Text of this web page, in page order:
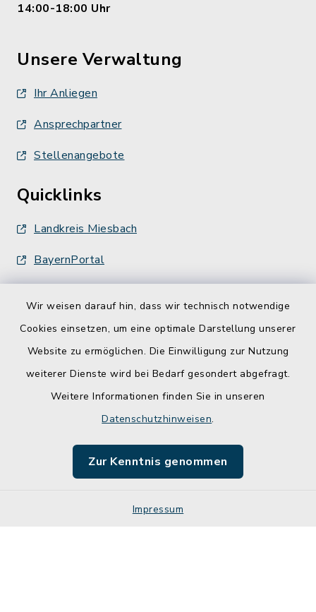
Wir weisen darauf hin, dass wir technisch notwendige
Cookies einsetzen, um eine optimale Darstellung unserer
Website zu ermöglichen. Die Einwilligung zur Nutzung
weiterer Dienste wird bei Bedarf gesondert abgefragt.
Weitere Informationen finden Sie in unseren
Datenschutzhinweisen.
Zur Kenntnis genommen
Impressum
14:00-18:00 Uhr
Unsere Verwaltung
Ihr Anliegen
Ansprechpartner
Stellenangebote
Quicklinks
Landkreis Miesbach
BayernPortal
Barrierefreiheit
Impressum
Sitemap